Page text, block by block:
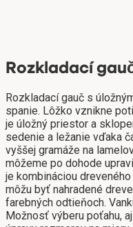
Rozkladací
Rozkladací gauč s
spanie. Lôžko vznikne
je úložný priestor a
sedenie a ležanie vďaka
vyššej gramáže na
môžeme po dohode
je kombináciou
môžu byť nahradené
farebných odtieňoch.
Možnosť výberu poťahu,